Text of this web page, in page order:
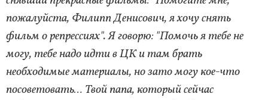
пожалуйста, Филипп Денисович, я хочу снять
фильм о репрессиях". Я говорю: "Помочь я тебе не
могу, тебе надо идти в ЦК и там брать
необходимые материалы, но зато могу кое-что
посоветовать… Твой папа, который сейчас